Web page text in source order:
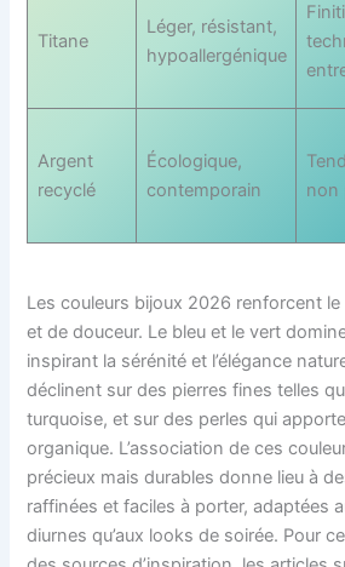
Titane
Léger, résistant,
hypoallergénique
Argent
recyclé
Écologique,
contemporain
non
Les couleurs bijoux 2026 renforcent
et de douceur. Le bleu et le vert
inspirant la sérénité et l’élégance
déclinent sur des pierres fines telles
turquoise, et sur des perles qui
organique. L’association de ces
précieux mais durables donne lieu à
raffinées et faciles à porter, adaptées
diurnes qu’aux looks de soirée. Pour